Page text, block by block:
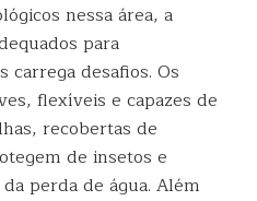
nessa área, a
para
desafios. Os
flexíveis e capazes de
recobertas de
de insetos e
perda de água. Além